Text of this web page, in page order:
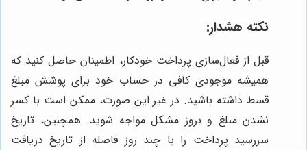
نکته هشدار:
قبل از فعال‌سازی پرداخت خودکار، اطمینان حاصل کنید که
همیشه موجودی کافی در حساب خود برای پوشش مبلغ
قسط داشته باشید. در غیر این صورت، ممکن است با کسر
نشدن مبلغ و بروز مشکل مواجه شوید. همچنین، تاریخ
سررسید پرداخت را با چند روز فاصله از تاریخ دریافت